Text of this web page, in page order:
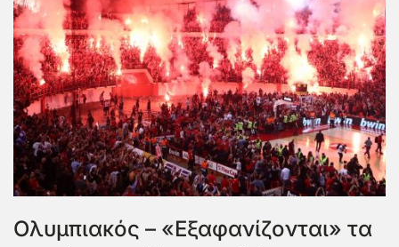
Ολυμπιακός – «Εξαφανίζονται» τα